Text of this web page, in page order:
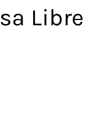
Libre